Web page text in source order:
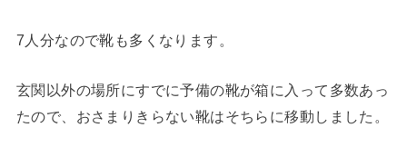
7人分なので靴も多くなります。
玄関以外の場所にすでに予備の靴が箱に入って多数あっ
たので、おさまりきらない靴はそちらに移動しました。